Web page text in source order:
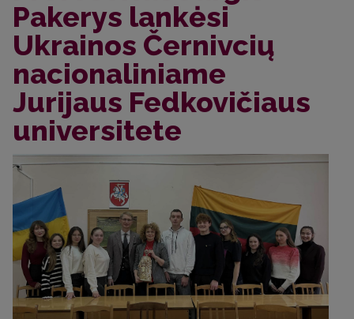
Pakerys lankėsi
Ukrainos Černivcių
nacionaliniame
Jurijaus Fedkovičiaus
universitete